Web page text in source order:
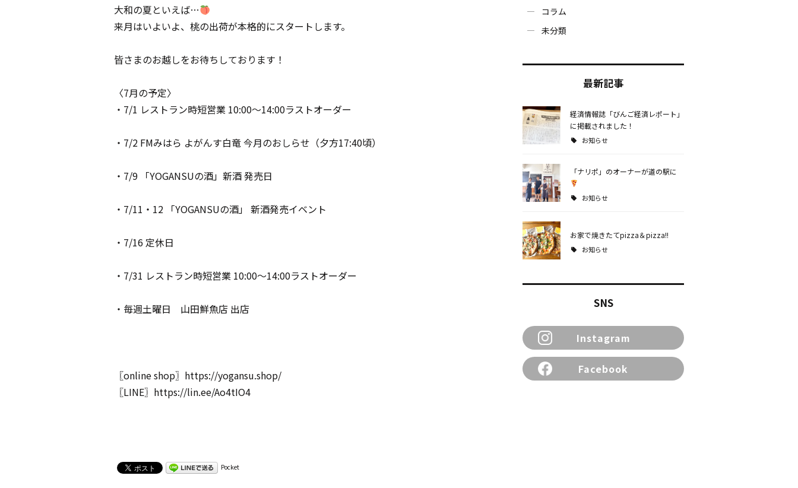
大和の夏といえば…
来月はいよいよ、桃の出荷が本格的にスタートします。
皆さまのお越しをお待ちしております！
〈7月の予定〉
・7/1 レストラン時短営業 10:00～14:00ラストオーダー
・7/2 FMみはら よがんす白竜 今月のおしらせ（夕方17:40頃）
・7/9 「YOGANSUの酒」新酒 発売日
・7/11・12 「YOGANSUの酒」 新酒発売イベント
・7/16 定休日
・7/31 レストラン時短営業 10:00～14:00ラストオーダー
・毎週土曜日 山田鮮魚店 出店
〖online shop〗 https://yogansu.shop/
〖LINE〗 https://lin.ee/Ao4tIO4
Pocket
コラム
未分類
最新記事
経済情報誌「びんご経済レポート」
に掲載されました！
お知らせ
「ナリポ」のオーナーが道の駅に
お知らせ
お家で焼きたてpizza＆pizza!!
お知らせ
SNS
Instagram
Facebook